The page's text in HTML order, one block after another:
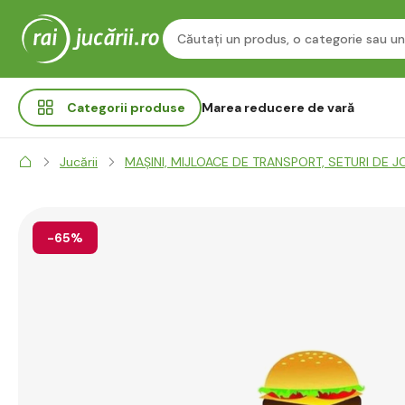
Categorii produse Marea reducere de vară
Jucării MAȘINI, MIJLOACE DE TRANSPORT, SETURI DE
-65%